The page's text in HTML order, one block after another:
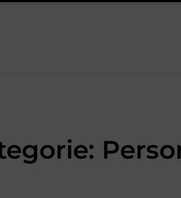
de stukadoor makkelijker maakt